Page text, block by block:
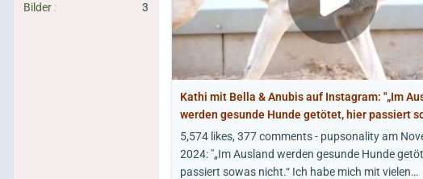
Bilder
3
Kathi mit Bella & Anubis auf Instagram: "„Im
werden gesunde Hunde getötet, hier passiert
Ich habe mich mit vielen Menschen im
Tierschutz unterhalten und die Mehrheit ist
haben solche Fälle auch schon…
5,574 likes, 377 comments - pupsonality am
2024: "„Im Ausland werden gesunde Hunde
passiert sowas nicht.“ Ich habe mich mit vielen…